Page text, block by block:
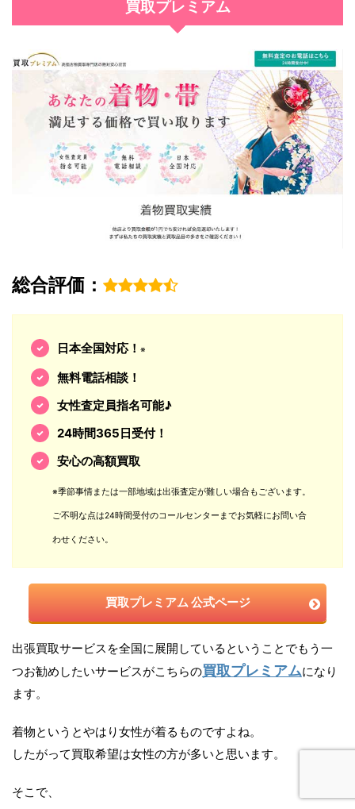
買取プレミアム
総合評価：
日本全国対応！ ※
無料電話相談！
女性査定員指名可能♪
24時間365日受付！
安心の高額買取
※季節事情または一部地域は出張査定が難しい場合もございます。
ご不明な点は24時間受付のコールセンターまでお気軽にお問い合
わせください。
買取プレミアム 公式ページ
出張買取サービスを全国に展開しているということでもう一
つお勧めしたいサービスがこちらの買取プレミアムになり
ます。
着物というとやはり女性が着るものですよね。
したがって買取希望は女性の方が多いと思います。
そこで、